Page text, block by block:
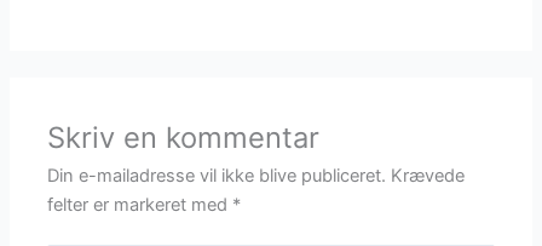
Skriv en kommentar
Din e-mailadresse vil ikke blive publiceret. Krævede
felter er markeret med *